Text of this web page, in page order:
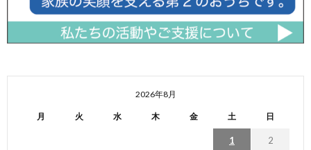
2026年8月
月 火 水 木 金 土 日
1 2